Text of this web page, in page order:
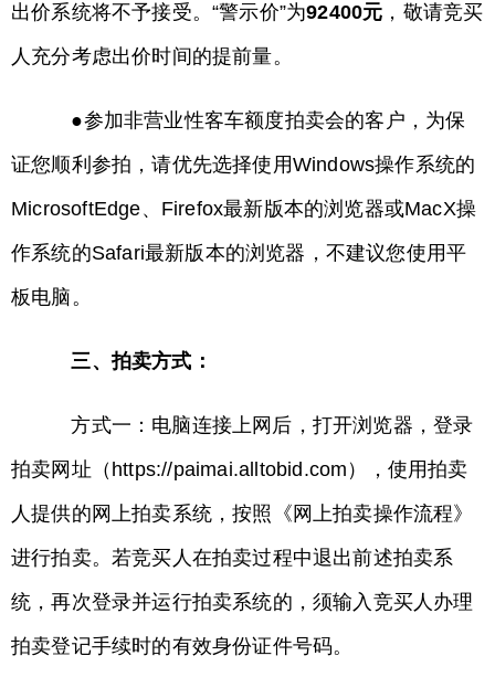
出价系统将不予接受。“警示价”为92400元 ，敬请竞买
人充分考虑出价时间的提前量。
●参加非营业性客车额度拍卖会的客户，为保
证您顺利参拍，请优先选择使用Windows操作系统的
MicrosoftEdge、Firefox最新版本的浏览器或MacX操
作系统的Safari最新版本的浏览器，不建议您使用平
板电脑。
三、拍卖方式：
方式一：电脑连接上网后，打开浏览器，登录
拍卖网址（https://paimai.alltobid.com），使用拍卖
人提供的网上拍卖系统，按照《网上拍卖操作流程》
进行拍卖。若竞买人在拍卖过程中退出前述拍卖系
统，再次登录并运行拍卖系统的，须输入竞买人办理
拍卖登记手续时的有效身份证件号码。